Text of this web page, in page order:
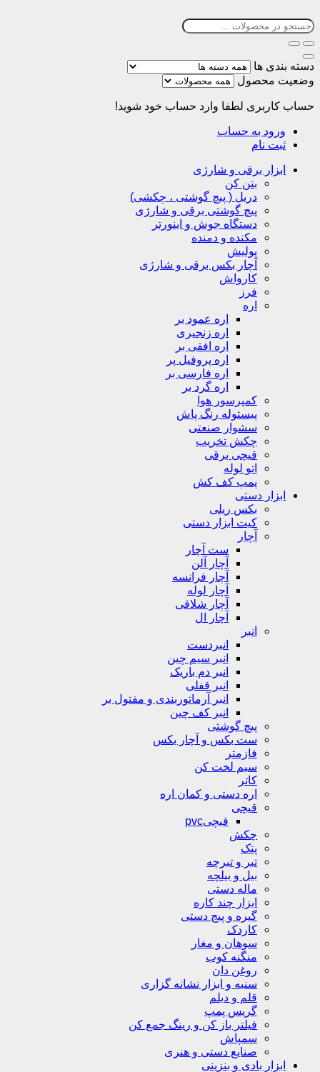
دسته بندی ها
وضعیت محصول
حساب کاربری لطفا وارد حساب خود شوید!
ورود به حساب
ثبت نام
ابزار برقی و شارژی
بتن کن
دریل ( پیچ گوشتی ، چکشی)
پیچ گوشتی برقی و شارژی
دستگاه جوش و اینورتر
مکنده و دمنده
پولیش
آچار بکس برقی و شارژی
کارواش
فرز
اره
اره عمود بر
اره زنجیری
اره افقی بر
اره پروفیل پر
اره فارسی بر
اره گرد بر
کمپرسور هوا
پیستوله رنگ پاش
سشوار صنعتی
چکش تخریب
قیچی برقی
اتو لوله
پمپ کف کش
ابزار دستی
بکس ریلی
کیت ابزار دستی
آچار
ست آچار
آچار آلن
آچار فرانسه
آچار لوله
آچار شلاقی
آچار ال
انبر
انبردست
انبر سیم چین
انبر دم باریک
انبر قفلی
انبر آرماتوربندی و مفتول بر
انبر کف چین
پیچ گوشتی
ست بکس و آچار بکس
فازمتر
سیم لخت کن
کاتر
اره دستی و کمان اره
قیچی
قیچیpvc
چکش
پتک
تبر و تبرچه
بیل و بیلچه
ماله دستی
ابزار چند کاره
گیره و پیج دستی
کاردک
سوهان و مغار
منگنه کوب
روغن دان
سنبه و ابزار نشانه گزاری
قلم و دیلم
گریس پمپ
فیلتر باز کن و رینگ جمع کن
سمپاش
صنایع دستی و هنری
ابزار بادی و بنزینی